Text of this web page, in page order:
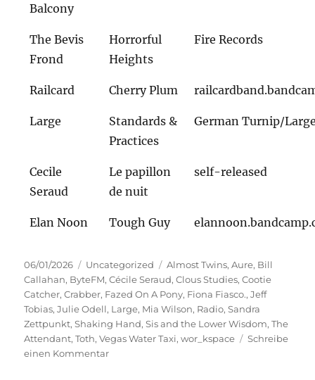
Balcony
The Bevis
Frond
Horrorful
Heights
Fire Records
Railcard Cherry Plum
Large
Standards &
Practices
German Turnip/
Cecile
Seraud
Le papillon
de nuit
self-released
Elan Noon Tough Guy
Veröffentlicht
am
06/01/2026 Kategorien
Uncategorized Schlagwörter
Almost Twins,Aure, Bill
Callahan, ByteFM,Cécile Seraud,Clous Studies,Cootie
Catcher,Crabber, Fazed On A Pony, Fiona Fiasco.,Jeff
Tobias,Julie Odell, Large, Mia Wilson, Radio,Sandra
Zettpunkt,Shaking Hand,Sis and the Lower Wisdom,The
Attendant,Toth,Vegas Water Taxi,wor_kspace
Schreibe
einen Kommentarzu